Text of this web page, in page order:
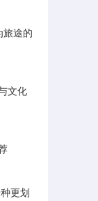
旅途的
文化
更划